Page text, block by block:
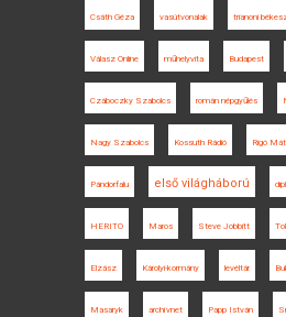
Csáth Géza vasútvonalak trianoni
Válasz Online műhelyvita Budapest
Czáboczky Szabolcs román népgyűlés
Nagy Szabolcs Kossuth Rádió Rigó
Pándorfalu első világháború
HERITO Maros Steve Jobbitt
Elzász Károlyi-kormány levéltár
Masaryk archívnet Papp István